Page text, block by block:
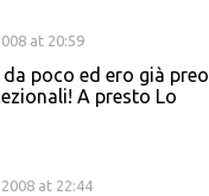
at 20:59
poco ed ero già
A presto Lo
at 22:44